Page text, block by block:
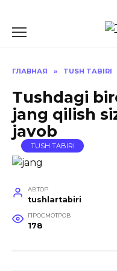
ГЛАВНАЯ » TUSH TABIRI
Tushdagi
jang qilish
javob
TUSH TABIRI
АВТОР
tushlartabiri
ПРОСМОТРОВ
178